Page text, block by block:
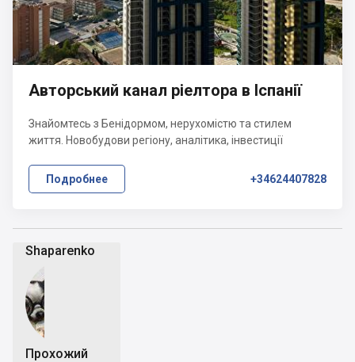
Shaparenko
Прохожий
Авторський канал ріелтора в Іспанії
Знайомтесь з Бенідормом, нерухомістю та стилем
життя. Новобудови регіону, аналітика, інвестиції
Подробнее +34624407828